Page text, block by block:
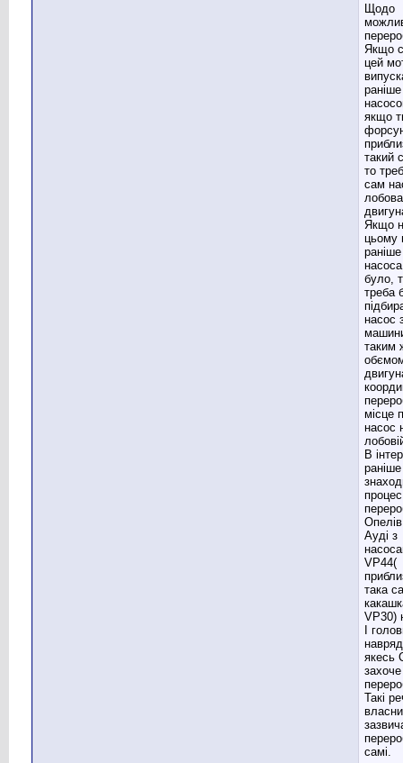
Щодо
Якщо
цей
якщо
такий
то
сам
Якщо
цьому
раніше
було,
треба
насос
таким
місце
насос
В
раніше
процес
Ауді з
VP44(
така
VP30)
І
якесь
Такі
самі.